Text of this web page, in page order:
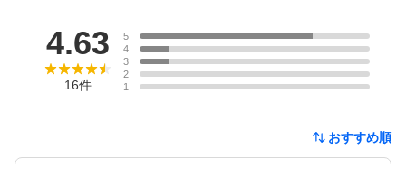
4.63
16件
5
4
3
2
1
おすすめ順